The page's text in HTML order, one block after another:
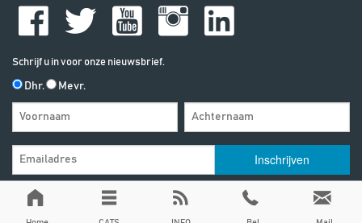
Schrijf u in voor onze nieuwsbrief.
Dhr. Mevr.
Algemene Voorwaarden| | Alle vermelde prijzen zijn exclusief btw, tenzij
anders vermeld
Privacy & Disclaimer